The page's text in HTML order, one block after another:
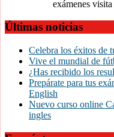
exámenes
Últimas noticias
Celebra los éxitos de
Vive el mundial de
¿Has recibido los
Prepárate para tus
English
Nuevo curso online
ingles